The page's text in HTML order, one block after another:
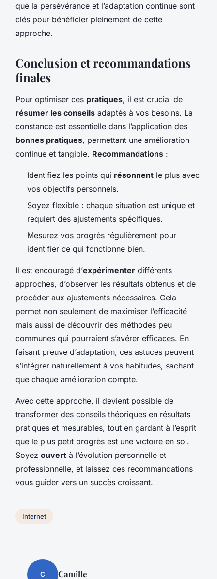
que la persévérance et l’adaptation continue sont
clés pour bénéficier pleinement de cette
approche.
Conclusion et recommandations
finales
Pour optimiser ces pratiques, il est crucial de
résumer les conseils adaptés à vos besoins. La
constance est essentielle dans l’application des
bonnes pratiques, permettant une amélioration
continue et tangible. Recommandations :
Identifiez les points qui résonnent le plus avec
vos objectifs personnels.
Soyez flexible : chaque situation est unique et
requiert des ajustements spécifiques.
Mesurez vos progrès régulièrement pour
identifier ce qui fonctionne bien.
Il est encouragé d’expérimenter différents
approches, d’observer les résultats obtenus et de
procéder aux ajustements nécessaires. Cela
permet non seulement de maximiser l’efficacité
mais aussi de découvrir des méthodes peu
communes qui pourraient s’avérer efficaces. En
faisant preuve d’adaptation, ces astuces peuvent
s’intégrer naturellement à vos habitudes, sachant
que chaque amélioration compte.
Avec cette approche, il devient possible de
transformer des conseils théoriques en résultats
pratiques et mesurables, tout en gardant à l’esprit
que le plus petit progrès est une victoire en soi.
Soyez ouvert à l’évolution personnelle et
professionnelle, et laissez ces recommandations
vous guider vers un succès croissant.
Internet
C Camille